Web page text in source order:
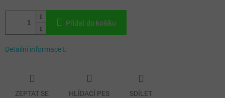
Přidat do košíku
Detailní informace
ZEPTAT SE HLÍDACÍ PES SDÍLET